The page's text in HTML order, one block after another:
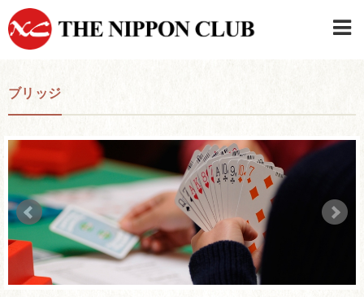
ブリッジ
日本クラブメンバーログイン
連絡先・駐車場
はじめてご利用の方はこちら
›